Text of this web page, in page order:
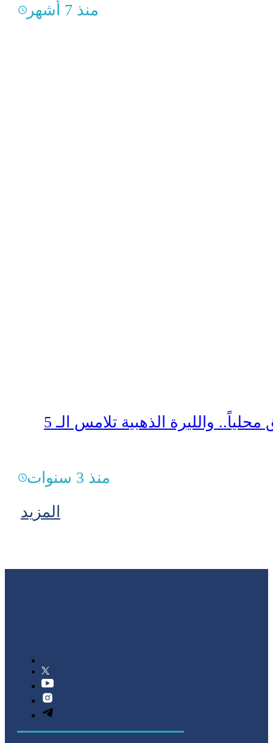
منذ 7 أشهر
الذهب يحلّق محلياً.. والليرة الذهبية تلامس الـ 5
منذ 3 سنوات
المزيد